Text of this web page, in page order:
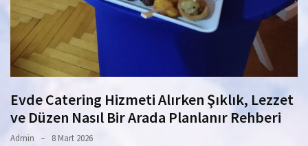
Evde Catering Hizmeti Alırken Şıklık, Lezzet
ve Düzen Nasıl Bir Arada Planlanır Rehberi
Admin 8 Mart 2026